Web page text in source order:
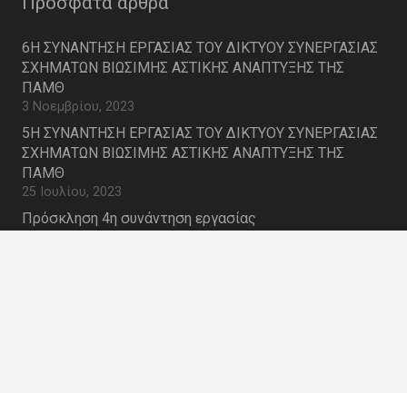
6Η ΣΥΝΑΝΤΗΣΗ ΕΡΓΑΣΙΑΣ ΤΟΥ ΔΙΚΤΥΟΥ ΣΥΝΕΡΓΑΣΙΑΣ
ΣΧΗΜΑΤΩΝ ΒΙΩΣΙΜΗΣ ΑΣΤΙΚΗΣ ΑΝΑΠΤΥΞΗΣ ΤΗΣ
ΠΑΜΘ
3 Νοεμβρίου, 2023
5Η ΣΥΝΑΝΤΗΣΗ ΕΡΓΑΣΙΑΣ ΤΟΥ ΔΙΚΤΥΟΥ ΣΥΝΕΡΓΑΣΙΑΣ
ΣΧΗΜΑΤΩΝ ΒΙΩΣΙΜΗΣ ΑΣΤΙΚΗΣ ΑΝΑΠΤΥΞΗΣ ΤΗΣ
ΠΑΜΘ
25 Ιουλίου, 2023
Πρόσκληση 4η συνάντηση εργασίας